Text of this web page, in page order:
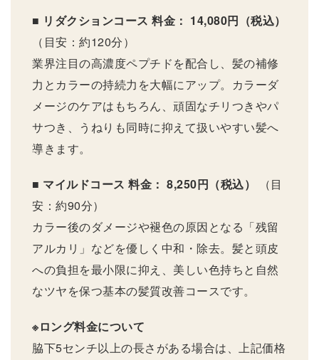
■ リダクションコース 料金： 14,080円（税込）
（目安：約120分）
業界注目の高濃度ペプチドを配合し、髪の補修
力とカラーの持続力を大幅にアップ。カラーダ
メージのケアはもちろん、頑固なチリつきやパ
サつき、うねりも同時に抑えて扱いやすい髪へ
導きます。
■ マイルドコース 料金： 8,250円（税込）
（目
安：約90分）
カラー後のダメージや褪色の原因となる「残留
アルカリ」などを優しく中和・除去。髪と頭皮
への負担を最小限に抑え、美しい色持ちと自然
なツヤを保つ基本の髪質改善コースです。
※ロング料金について
脇下5センチ以上の長さがある場合は、上記価格